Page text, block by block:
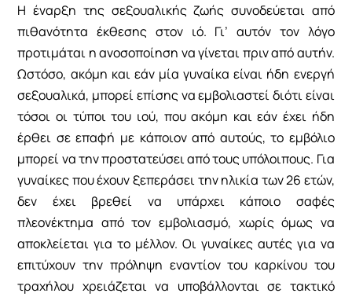
H έναρξη της σεξουαλικής ζωής συνοδεύεται από
πιθανότητα έκθεσης στον ιό. Γι’ αυτόν τον λόγο
προτιμάται η ανοσοποίηση να γίνεται πριν από αυτήν.
Ωστόσο, ακόμη και εάν μία γυναίκα είναι ήδη ενεργή
σεξουαλικά, μπορεί επίσης να εμβολιαστεί διότι είναι
τόσοι οι τύποι του ιού, που ακόμη και εάν έχει ήδη
έρθει σε επαφή με κάποιον από αυτούς, το εμβόλιο
μπορεί να την προστατεύσει από τους υπόλοιπους. Για
γυναίκες που έχουν ξεπεράσει την ηλικία των 26 ετών,
δεν έχει βρεθεί να υπάρχει κάποιο σαφές
πλεονέκτημα από τον εμβολιασμό, χωρίς όμως να
αποκλείεται για το μέλλον. Οι γυναίκες αυτές για να
επιτύχουν την πρόληψη εναντίον του καρκίνου του
τραχήλου χρειάζεται να υποβάλλονται σε τακτικό